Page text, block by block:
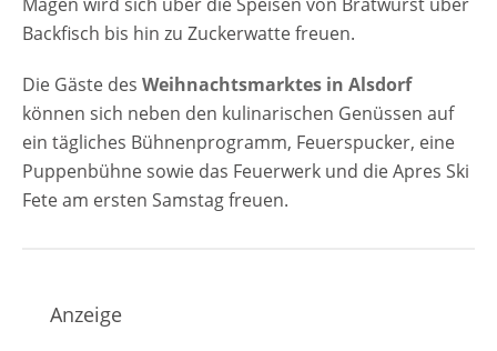
Magen wird sich über die Speisen von Bratwurst über
Backfisch bis hin zu Zuckerwatte freuen.
Die Gäste des Weihnachtsmarktes in Alsdorf
können sich neben den kulinarischen Genüssen auf
ein tägliches Bühnenprogramm, Feuerspucker, eine
Puppenbühne sowie das Feuerwerk und die Apres Ski
Fete am ersten Samstag freuen.
Anzeige